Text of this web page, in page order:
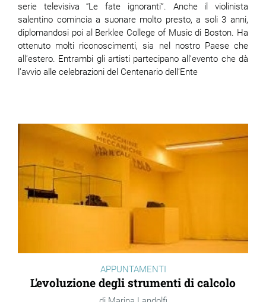
serie televisiva “Le fate ignoranti”. Anche il violinista
salentino comincia a suonare molto presto, a soli 3 anni,
diplomandosi poi al Berklee College of Music di Boston. Ha
ottenuto molti riconoscimenti, sia nel nostro Paese che
all’estero. Entrambi gli artisti partecipano all’evento che dà
l’avvio alle celebrazioni del Centenario dell’Ente
APPUNTAMENTI
L'evoluzione degli strumenti di calcolo